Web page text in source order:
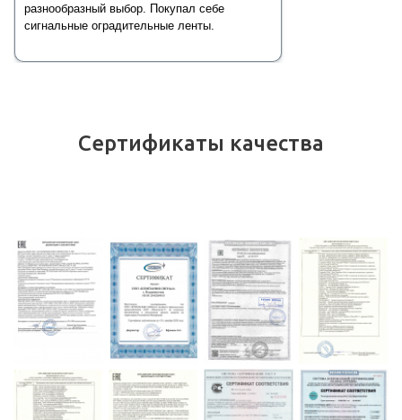
разнообразный выбор. Покупал себе
сигнальные оградительные ленты.
Сертификаты качества